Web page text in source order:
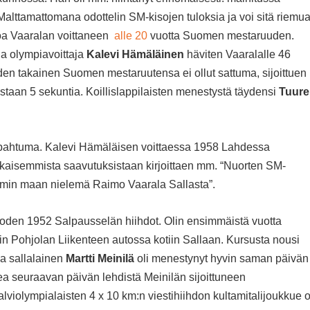
odottelin SM-kisojen tuloksia ja voi sitä riemua
Vaaralan voittaneen alle 20 vuotta Suomen mestaruuden.
olympiavoittaja Kalevi Hämäläinen häviten Vaaralalle 46
takainen Suomen mestaruutensa ei ollut sattuma, sijoittuen
5 sekuntia. Koillislappilaisten menestystä täydensi Tuure
Kalevi Hämäläisen voittaessa 1958 Lahdessa
saavutuksistaan kirjoittaen mm. “Nuorten SM-
maan nielemä Raimo Vaarala Sallasta”.
1952 Salpausselän hiihdot. Olin ensimmäistä vuotta
Pohjolan Liikenteen autossa kotiin Sallaan. Kursusta nousi
sallalainen Martti Meinilä oli menestynyt hyvin saman päivän
seuraavan päivän lehdistä Meinilän sijoittuneen
4 x 10 km:n viestihiihdon kultamitalijoukkue